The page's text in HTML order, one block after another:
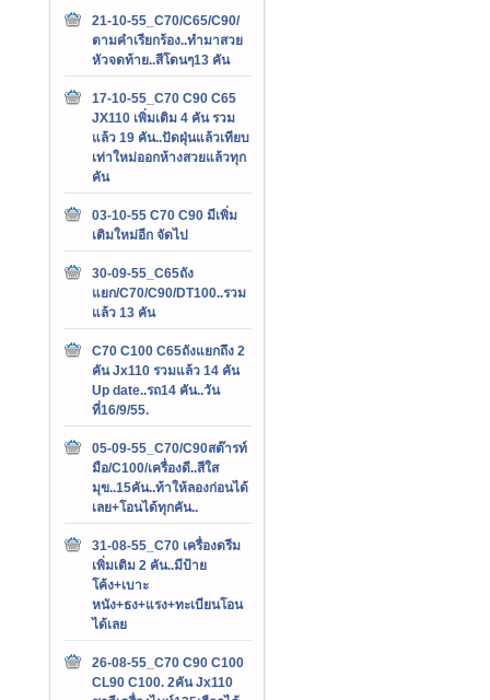
21-10-55_C70/C65/C90/
ตามคำเรียกร้อง..ทำมาสวย
หัวจดท้าย..สีโดนๆ13 คัน
17-10-55_C70 C90 C65
JX110 เพิ่มเติม 4 คัน รวม
แล้ว 19 คัน..ปัดฝุ่นแล้วเทียบ
เท่าใหม่ออกห้างสวยแล้วทุก
คัน
03-10-55 C70 C90 มีเพิ่ม
เติมใหม่อีก จัดไป
30-09-55_C65ถัง
แยก/C70/C90/DT100..รวม
แล้ว 13 คัน
C70 C100 C65ถังแยกถึง 2
คัน Jx110 รวมแล้ว 14 คัน
Up date..รถ14 คัน..วัน
ที่16/9/55.
05-09-55_C70/C90สต๊ารท์
มือ/C100/เครื่องดี..สีใส
มุข..15คัน..ท้าให้ลองก่อนได้
เลย+โอนได้ทุกคัน..
31-08-55_C70 เครื่องดรีม
เพิ่มเติม 2 คัน..มีป้าย
โค้ง+เบาะ
หนัง+ธง+แรง+ทะเบียนโอน
ได้เลย
26-08-55_C70 C90 C100
CL90 C100. 2คัน Jx110